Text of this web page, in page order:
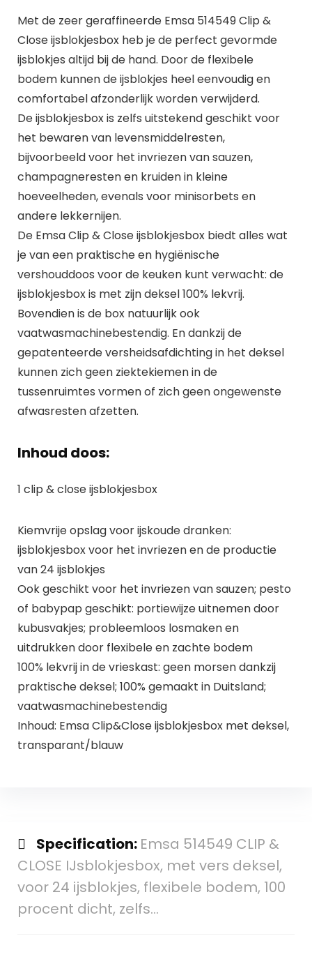
Met de zeer geraffineerde Emsa 514549 Clip &
Close ijsblokjesbox heb je de perfect gevormde
ijsblokjes altijd bij de hand. Door de flexibele
bodem kunnen de ijsblokjes heel eenvoudig en
comfortabel afzonderlijk worden verwijderd.
De ijsblokjesbox is zelfs uitstekend geschikt voor
het bewaren van levensmiddelresten,
bijvoorbeeld voor het invriezen van sauzen,
champagneresten en kruiden in kleine
hoeveelheden, evenals voor minisorbets en
andere lekkernijen.
De Emsa Clip & Close ijsblokjesbox biedt alles wat
je van een praktische en hygiënische
vershouddoos voor de keuken kunt verwacht: de
ijsblokjesbox is met zijn deksel 100% lekvrij.
Bovendien is de box natuurlijk ook
vaatwasmachinebestendig. En dankzij de
gepatenteerde versheidsafdichting in het deksel
kunnen zich geen ziektekiemen in de
tussenruimtes vormen of zich geen ongewenste
afwasresten afzetten.
Inhoud doos:
1 clip & close ijsblokjesbox
Kiemvrije opslag voor ijskoude dranken:
ijsblokjesbox voor het invriezen en de productie
van 24 ijsblokjes
Ook geschikt voor het invriezen van sauzen; pesto
of babypap geschikt: portiewijze uitnemen door
kubusvakjes; probleemloos losmaken en
uitdrukken door flexibele en zachte bodem
100% lekvrij in de vrieskast: geen morsen dankzij
praktische deksel; 100% gemaakt in Duitsland;
vaatwasmachinebestendig
Inhoud: Emsa Clip&Close ijsblokjesbox met deksel,
transparant/blauw
Specification: Emsa 514549 CLIP &
CLOSE IJsblokjesbox, met vers deksel,
voor 24 ijsblokjes, flexibele bodem, 100
procent dicht, zelfs…